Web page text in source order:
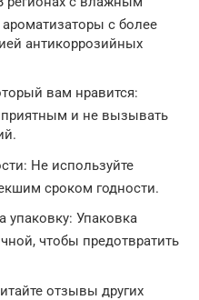
с более
антикоррозийных
вам нравится:
и не вызывать
Не используйте
сроком годности.
упаковку: Упаковка
чтобы предотвратить
отзывы других